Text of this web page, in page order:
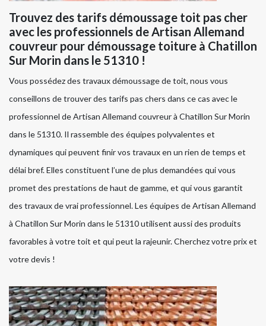
Trouvez des tarifs démoussage toit pas cher
avec les professionnels de Artisan Allemand
couvreur pour démoussage toiture à Chatillon
Sur Morin dans le 51310 !
Vous possédez des travaux démoussage de toit, nous vous
conseillons de trouver des tarifs pas chers dans ce cas avec le
professionnel de Artisan Allemand couvreur à Chatillon Sur Morin
dans le 51310. Il rassemble des équipes polyvalentes et
dynamiques qui peuvent finir vos travaux en un rien de temps et
délai bref. Elles constituent l’une de plus demandées qui vous
promet des prestations de haut de gamme, et qui vous garantit
des travaux de vrai professionnel. Les équipes de Artisan Allemand
à Chatillon Sur Morin dans le 51310 utilisent aussi des produits
favorables à votre toit et qui peut la rajeunir. Cherchez votre prix et
votre devis !